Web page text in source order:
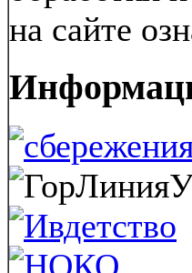
на сайте